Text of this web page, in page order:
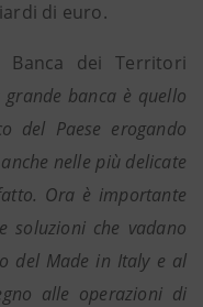
di euro.
Banca dei Territori
banca è quello
del Paese erogando
nelle più delicate
Ora è importante
soluzioni che vadano
del Made in Italy e al
alle operazioni di